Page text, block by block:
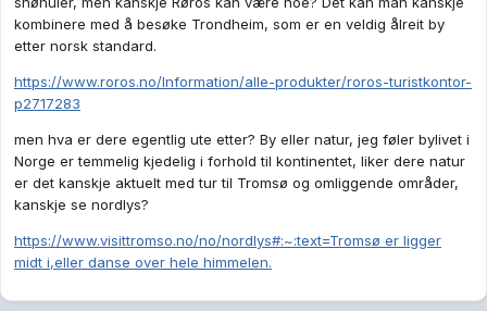
kombinere med å besøke Trondheim, som er en veldig ålreit by
etter norsk standard.
https://www.roros.no/Information/alle-produkter/roros-turistkontor-
p2717283
men hva er dere egentlig ute etter? By eller natur, jeg føler bylivet i
Norge er temmelig kjedelig i forhold til kontinentet, liker dere natur
er det kanskje aktuelt med tur til Tromsø og omliggende områder,
kanskje se nordlys?
https://www.visittromso.no/no/nordlys#:~:text=Tromsø er ligger
midt i,eller danse over hele himmelen.